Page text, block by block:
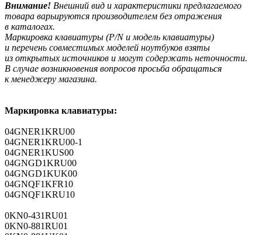
Внимание! Внешний вид и характеристики предлагаемого
товара варьируются производителем без отражения
в каталогах.
Маркировка клавиатуры (P/N и модель клавиатуры)
и перечень совместимых моделей ноутбуков взяты
из открытых источников и могут содержать неточности.
В случае возникновения вопросов просьба обращаться
к менеджеру магазина.
Маркировка клавиатуры:
04GNER1KRU00
04GNER1KRU00-1
04GNER1KUS00
04GNGD1KRU00
04GNGD1KUK00
04GNQF1KFR10
04GNQF1KRU10
0KN0-431RU01
0KN0-881RU01